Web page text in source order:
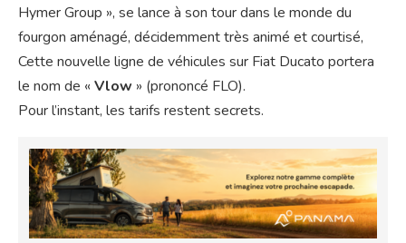
Hymer Group », se lance à son tour dans le monde du
fourgon aménagé, décidemment très animé et courtisé,
Cette nouvelle ligne de véhicules sur Fiat Ducato portera
le nom de « Vlow » (prononcé FLO).
Pour l’instant, les tarifs restent secrets.